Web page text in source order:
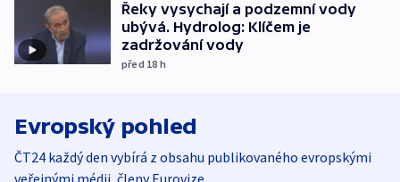
Řeky vysychají a podzemní vody
ubývá. Hydrolog: Klíčem je
zadržování vody
před 18 h
Evropský pohled
ČT24 každý den vybírá z obsahu publikovaného evropskými